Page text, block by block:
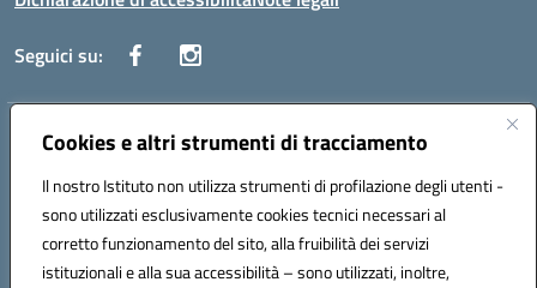
Cookies e altri strumenti di tracciamento
Il nostro Istituto non utilizza strumenti di profilazione degli utenti -
sono utilizzati esclusivamente cookies tecnici necessari al
corretto funzionamento del sito, alla fruibilità dei servizi
istituzionali e alla sua accessibilità – sono utilizzati, inoltre,
Seguici su:
Indirizzo:Corso Vittorio Emanuele, 27 90133 - Palermo
Posta elettronica certificata (PEC):pais03600r@pec.istruzione.it
Codice fiscale: 97308550827
Codice meccanografico: PAIS03600R